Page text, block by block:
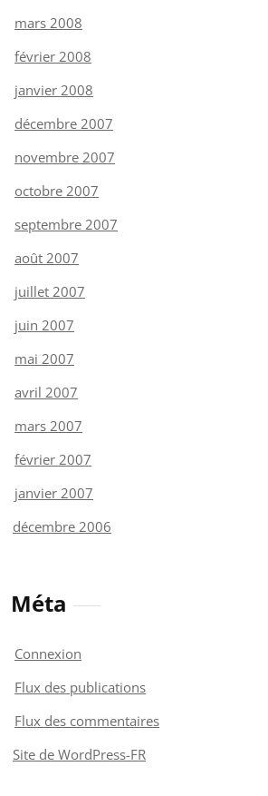
mars 2008
février 2008
janvier 2008
décembre 2007
novembre 2007
octobre 2007
septembre 2007
août 2007
juillet 2007
juin 2007
mai 2007
avril 2007
mars 2007
février 2007
janvier 2007
décembre 2006
Méta
Connexion
Flux des publications
Flux des commentaires
Site de WordPress-FR